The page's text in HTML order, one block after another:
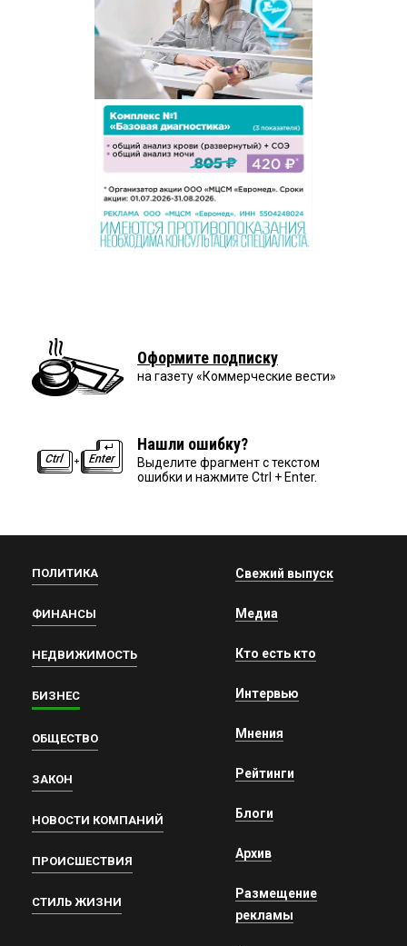
Оформите подписку
на газету «Коммерческие вести»
Нашли ошибку?
Выделите фрагмент с текстом
ошибки и нажмите Ctrl + Enter.
ПОЛИТИКА
ФИНАНСЫ
НЕДВИЖИМОСТЬ
БИЗНЕС
ОБЩЕСТВО
ЗАКОН
НОВОСТИ КОМПАНИЙ
ПРОИСШЕСТВИЯ
СТИЛЬ ЖИЗНИ
Свежий выпуск
Медиа
Кто есть кто
Интервью
Мнения
Рейтинги
Блоги
Архив
Размещение
рекламы